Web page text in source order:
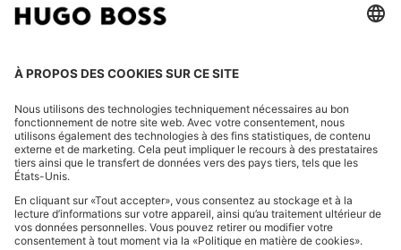
CHANGER DE PAYS :
Se rétracter FAQ Mentions légalesCharte de confidentialité